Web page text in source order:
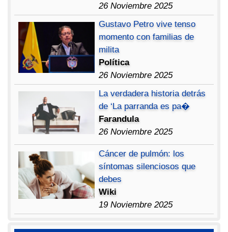
26 Noviembre 2025
Gustavo Petro vive tenso
momento con familias de
milita
Política
26 Noviembre 2025
La verdadera historia detrás
de ‘La parranda es pa�
Farandula
26 Noviembre 2025
Cáncer de pulmón: los
síntomas silenciosos que
debes
Wiki
19 Noviembre 2025